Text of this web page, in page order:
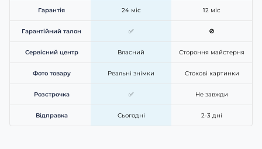
Гарантія 24 міс 12 міс
Гарантійний талон ✅ 🚫
Сервісний центр Власний Стороння майстерня
Фото товару Реальні знімки Стокові картинки
Розстрочка ✅ Не завжди
Відправка Сьогодні 2-3 дні